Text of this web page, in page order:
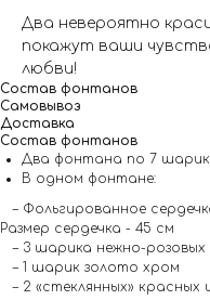
Два невероятно
покажут ваши
любви!
Состав фонтанов
Самовывоз
Доставка
Состав фонтанов
Два фонтана по 7
В одном фонтане:
– Фольгированное
Размер сердечка - 45 см
– 3 шарика нежно-розовых
– 1 шарик золото хром
– 2 «стеклянных» красных